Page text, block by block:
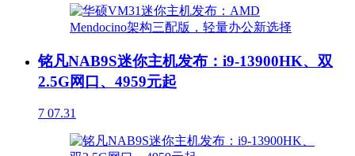
铭凡NAB9S迷你主机发布：i9-13900HK、双
2.5G网口、4959元起
7 07.31